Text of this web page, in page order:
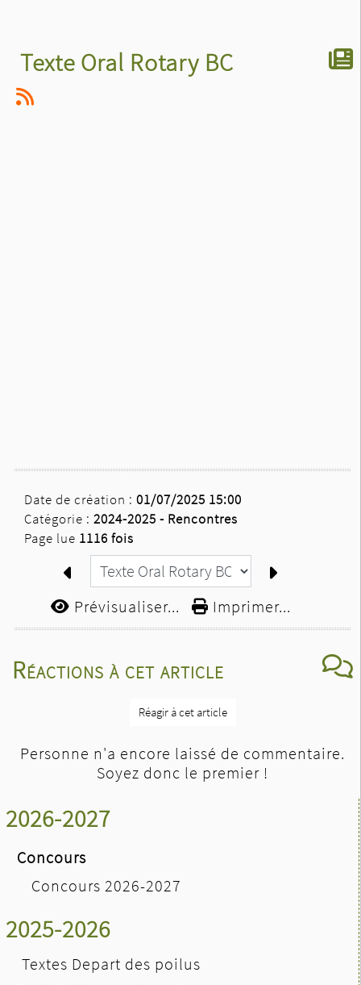
2026-2027
Concours
Concours 2026-2027
2025-2026
Textes Depart des poilus
Texte Oral Rotary BC
Date de création : 01/07/2025 15:00
Catégorie : 2024-2025 - Rencontres
Page lue 1116 fois
Prévisualiser... Imprimer...
Réactions à cet article
Réagir à cet article
Personne n'a encore laissé de commentaire.
Soyez donc le premier !